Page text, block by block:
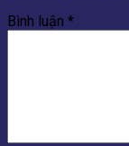
Bình luận *